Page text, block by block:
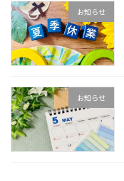
お知らせ
お知らせ